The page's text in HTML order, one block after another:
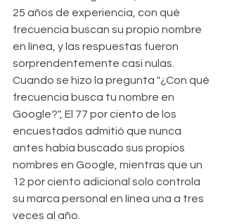
25 años de experiencia, con qué
frecuencia buscan su propio nombre
en línea, y las respuestas fueron
sorprendentemente casi nulas.
Cuando se hizo la pregunta "¿Con qué
frecuencia busca tu nombre en
Google?", El 77 por ciento de los
encuestados admitió que nunca
antes había buscado sus propios
nombres en Google, mientras que un
12 por ciento adicional solo controla
su marca personal en línea una a tres
veces al año.